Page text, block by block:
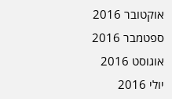
אוקטובר 2016
ספטמבר 2016
אוגוסט 2016
יולי 2016